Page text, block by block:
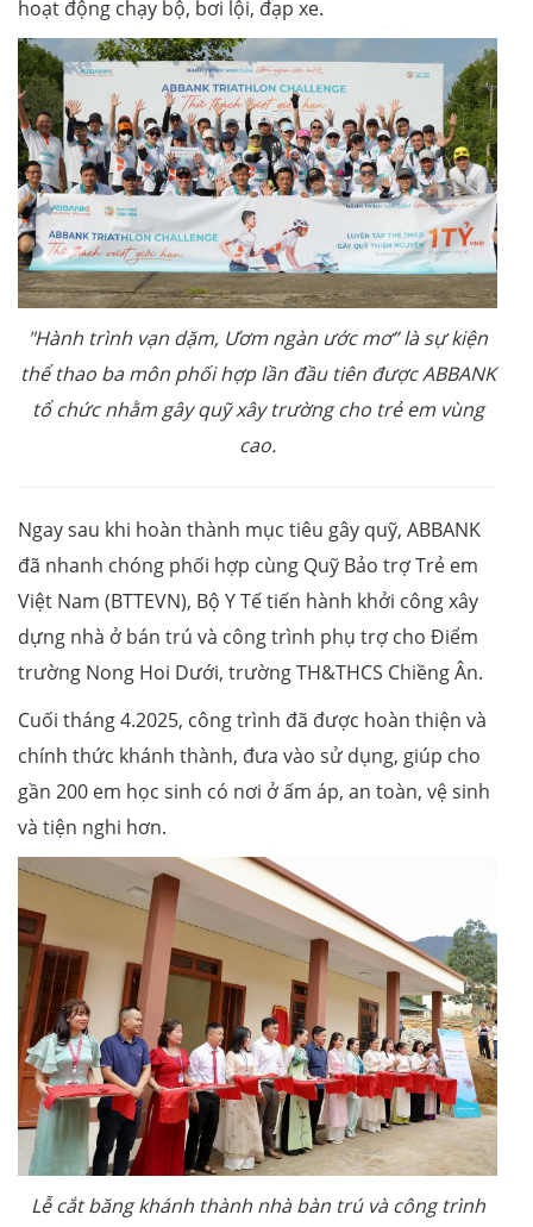
hoạt động chạy bộ, bơi lội, đạp xe.
"Hành trình vạn dặm, Ươm ngàn ước mơ” là sự kiện
thể thao ba môn phối hợp lần đầu tiên được ABBANK
tổ chức nhằm gây quỹ xây trường cho trẻ em vùng
cao.
Ngay sau khi hoàn thành mục tiêu gây quỹ, ABBANK
đã nhanh chóng phối hợp cùng Quỹ Bảo trợ Trẻ em
Việt Nam (BTTEVN), Bộ Y Tế tiến hành khởi công xây
dựng nhà ở bán trú và công trình phụ trợ cho Điểm
trường Nong Hoi Dưới, trường TH&THCS Chiềng Ân.
Cuối tháng 4.2025, công trình đã được hoàn thiện và
chính thức khánh thành, đưa vào sử dụng, giúp cho
gần 200 em học sinh có nơi ở ấm áp, an toàn, vệ sinh
và tiện nghi hơn.
Lễ cắt băng khánh thành nhà bàn trú và công trình